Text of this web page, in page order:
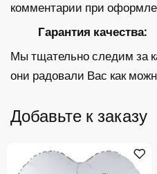
комментарии при
Гарантия качества:
Мы тщательно следим за
они радовали Вас как
Добавьте к заказу